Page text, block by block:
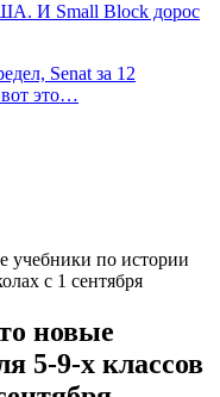
И Small Block дорос
Senat за 12
это…
учебники по истории
с 1 сентября
новые
5-9-х классов